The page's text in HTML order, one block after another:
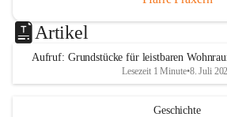
Artikel
Aufruf: Grundstücke für leistbaren
Lesezeit 1 Minute•8. Juli
Geschichte